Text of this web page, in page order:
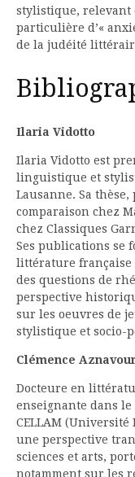
stylistique, relevant
particulière d’«
de la judéité
Ilaria Vidotto
Ilaria Vidotto est
linguistique et
Lausanne. Sa
comparaison chez
chez Classiques
Ses publications se
littérature française
des questions de
perspective
sur les oeuvres de
stylistique et socio-
Clémence
Docteure en
enseignante dans le
CELLAM (Université
une perspective
sciences et arts,
notamment sur les